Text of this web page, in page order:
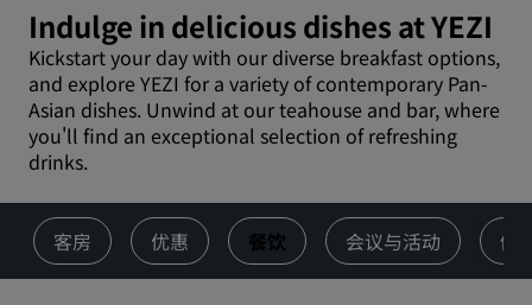
Indulge in delicious dishes at YEZI
Kickstart your day with our diverse breakfast options,
and explore YEZI for a variety of contemporary Pan-
Asian dishes. Unwind at our teahouse and bar, where
you'll find an exceptional selection of refreshing
drinks.
客房 优惠 餐饮 会议与活动 健